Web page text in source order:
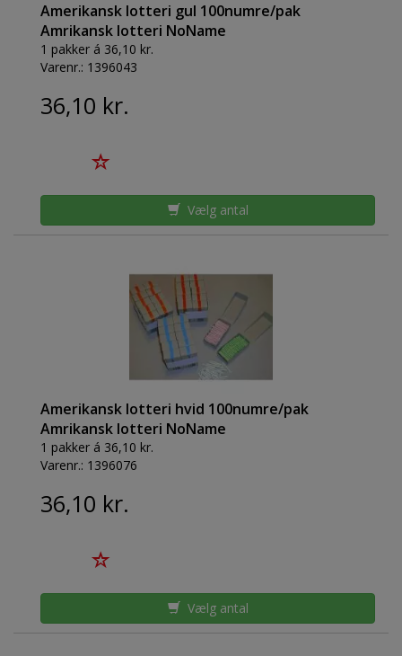
Amerikansk lotteri gul 100numre/pak
Amrikansk lotteri NoName
1 pakker á 36,10 kr.
Varenr.: 1396043
36,10 kr.
Vælg antal
Amerikansk lotteri hvid 100numre/pak
Amrikansk lotteri NoName
1 pakker á 36,10 kr.
Varenr.: 1396076
36,10 kr.
Vælg antal